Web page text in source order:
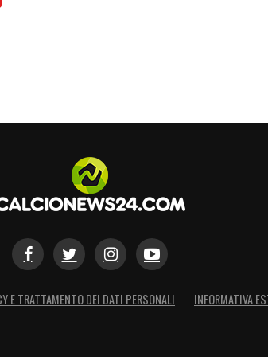
bravo a non abboccare alle
E TRATTAMENTO DEI DATI PERSONALI INFORMATIVA